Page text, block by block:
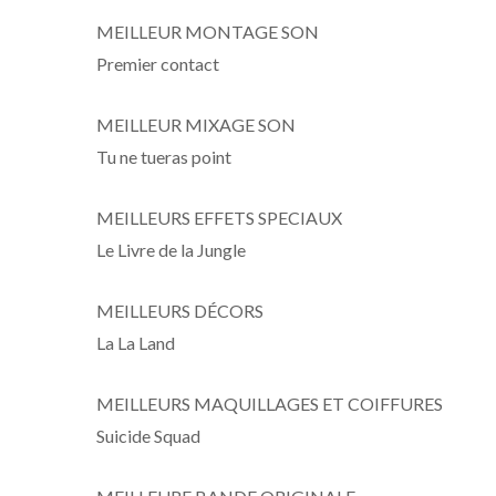
MEILLEUR MONTAGE SON
Premier contact
MEILLEUR MIXAGE SON
Tu ne tueras point
MEILLEURS EFFETS SPECIAUX
Le Livre de la Jungle
MEILLEURS DÉCORS
La La Land
MEILLEURS MAQUILLAGES ET COIFFURES
Suicide Squad